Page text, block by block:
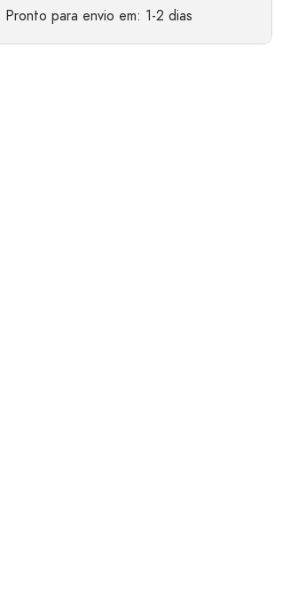
Pronto para envio em: 1-2 dias